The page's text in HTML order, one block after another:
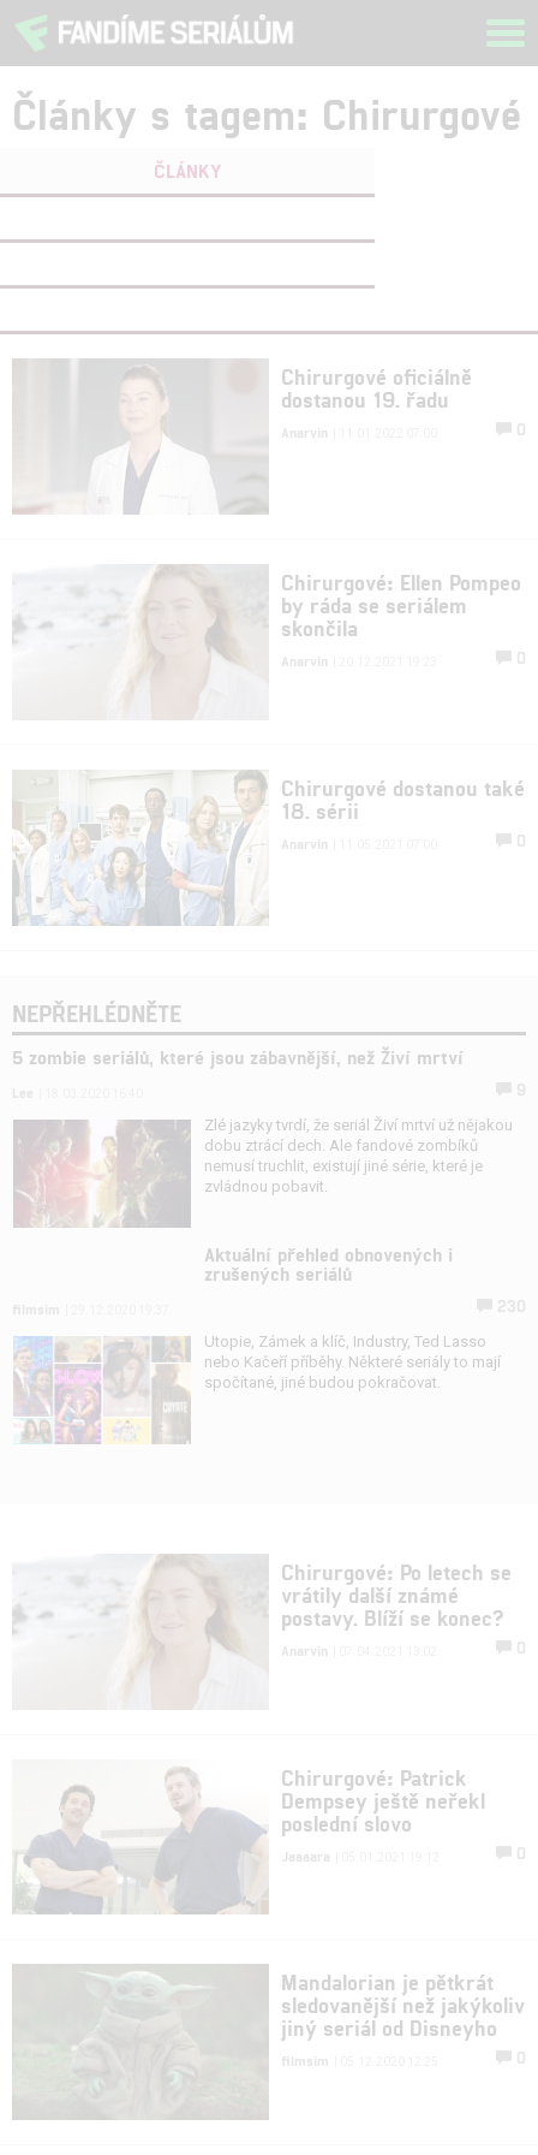
Články s tagem: Chirurgové
ČLÁNKY
Chirurgové oficiálně
dostanou 19. řadu
Anarvin 0
Chirurgové: Ellen Pompeo
by ráda se seriálem
skončila
Anarvin 0
Chirurgové dostanou také
18. sérii
Anarvin 0
NEPŘEHLÉDNĚTE
5 zombie seriálů, které jsou zábavnější, než Živí mrtví
Zlé jazyky tvrdí, že seriál Živí mrtví už nějakou
dobu ztrácí dech. Ale fandové zombíků
nemusí truchlit, existují jiné série, které je
zvládnou pobavit.
Aktuální přehled obnovených i
zrušených seriálů
Utopie, Zámek a klíč, Industry, Ted Lasso
nebo Kačeří příběhy. Některé seriály to mají
spočítané, jiné budou pokračovat.
Chirurgové: Po letech se
vrátily další známé
postavy. Blíží se konec?
Anarvin 0
Chirurgové: Patrick
Dempsey ještě neřekl
poslední slovo
Jaaaara 0
Mandalorian je pětkrát
sledovanější než jakýkoliv
jiný seriál od Disneyho
filmsim 0